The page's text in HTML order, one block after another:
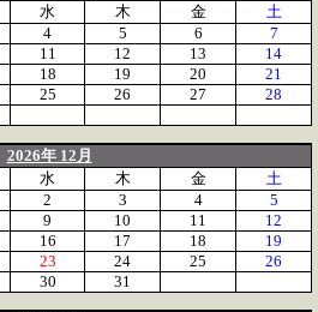
水 木 金
土
4 5 6
7
11 12 13
14
18 19 20
21
25 26 27
28
2026年 12月
水 木 金
土
2 3 4
5
9 10 11
12
16 17 18
19
23 24 25
26
30 31